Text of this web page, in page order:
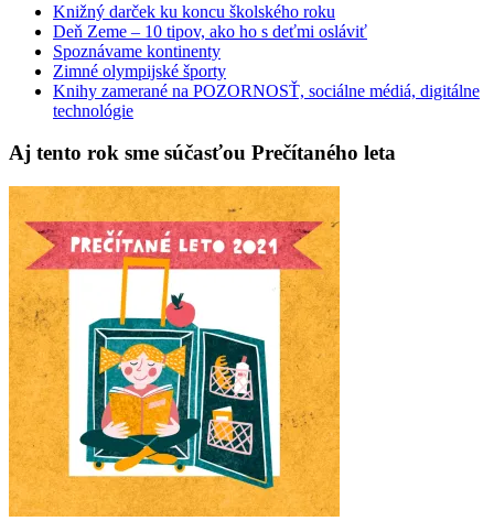
Knižný darček ku koncu školského roku
Deň Zeme – 10 tipov, ako ho s deťmi osláviť
Spoznávame kontinenty
Zimné olympijské športy
Knihy zamerané na POZORNOSŤ, sociálne médiá, digitálne
technológie
Aj tento rok sme súčasťou Prečítaného leta